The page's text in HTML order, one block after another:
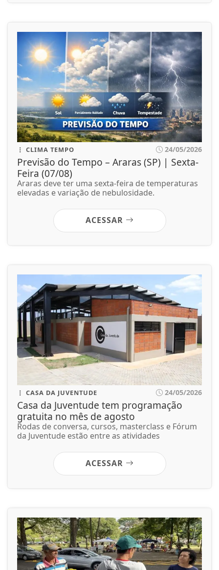
CLIMA TEMPO 24/05/2026
Previsão do Tempo – Araras (SP) | Sexta-
Feira (07/08)
Araras deve ter uma sexta-feira de temperaturas
elevadas e variação de nebulosidade.
ACESSAR
CASA DA JUVENTUDE 24/05/2026
Casa da Juventude tem programação
gratuita no mês de agosto
Rodas de conversa, cursos, masterclass e Fórum
da Juventude estão entre as atividades
ACESSAR